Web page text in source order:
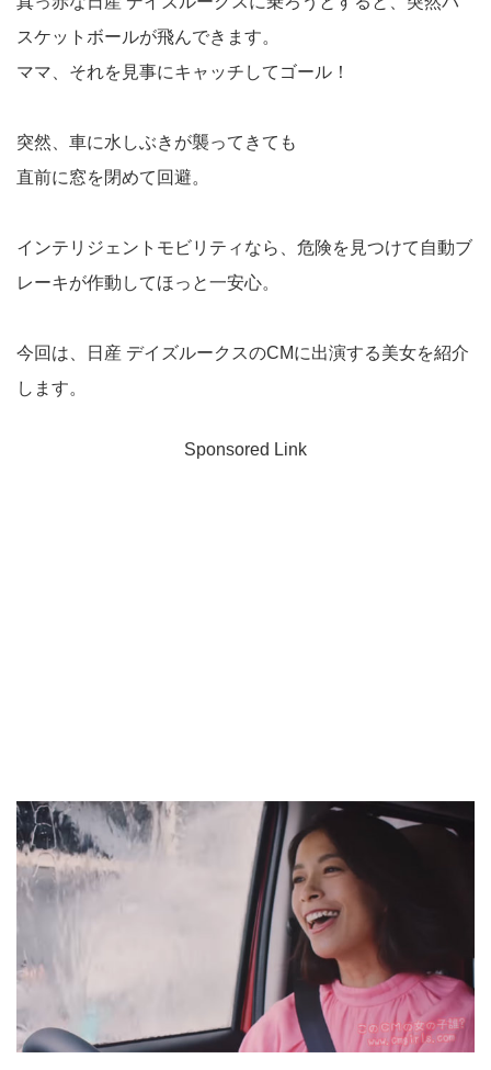
スケットボールが飛んできます。
ママ、それを見事にキャッチしてゴール！
突然、車に水しぶきが襲ってきても
直前に窓を閉めて回避。
インテリジェントモビリティなら、危険を見つけて自動ブ
レーキが作動してほっと一安心。
今回は、日産 デイズルークスのCMに出演する美女を紹介
します。
Sponsored Link